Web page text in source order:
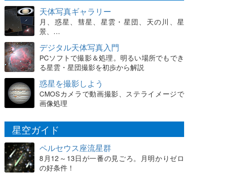
天体写真ギャラリー
月、惑星、彗星、星雲・星団、天の川、星
景、…
デジタル天体写真入門
PCソフトで撮影＆処理。明るい場所でもでき
る星雲・星団撮影を初歩から解説
惑星を撮影しよう
CMOSカメラで動画撮影、ステライメージで
画像処理
星空ガイド
ペルセウス座流星群
8月12～13日が一番の見ごろ。月明かりゼロ
の好条件！